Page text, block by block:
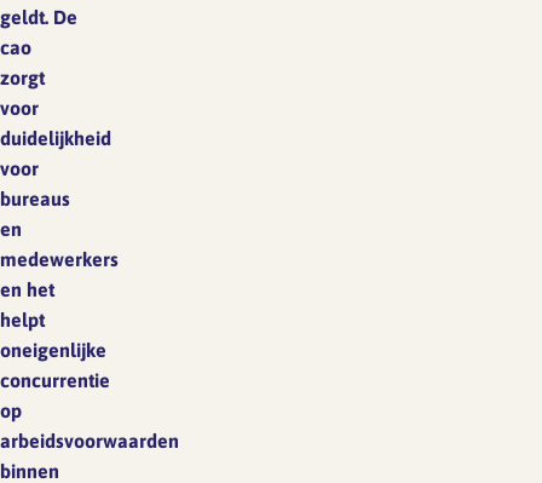
geldt. De
cao
zorgt
voor
duidelijkheid
voor
bureaus
en
medewerkers
en het
helpt
oneigenlijke
concurrentie
op
arbeidsvoorwaarden
binnen